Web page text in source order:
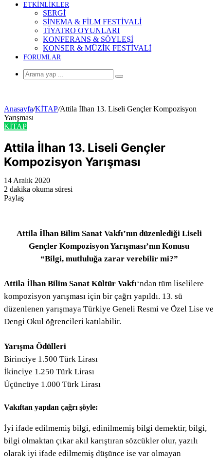
ETKİNLİKLER
SERGİ
SİNEMA & FİLM FESTİVALİ
TİYATRO OYUNLARI
KONFERANS & SÖYLEŞİ
KONSER & MÜZİK FESTİVALİ
FORUMLAR
Arama
Anasayfa/KİTAP/Attila İlhan 13. Liseli Gençler Kompozisyon
Yarışması
KİTAP
Attila İlhan 13. Liseli Gençler
Kompozisyon Yarışması
14 Aralık 2020
2 dakika okuma süresi
Paylaş
paylaşAttila İlhan Bilim Sanat Vakfı’nın düzenlediği Liseli
Gençler Kompozisyon Yarışması’nın Konusu
“Bilgi, mutluluğa zarar verebilir mi?”
Attila İlhan Bilim Sanat Kültür Vakfı‘ndan tüm liselilere
kompozisyon yarışması için bir çağrı yapıldı. 13. sü
düzenlenen yarışmaya Türkiye Geneli Resmi ve Özel Lise ve
Dengi Okul öğrencileri katılabilir.
Yarışma Ödülleri
Birinciye 1.500 Türk Lirası
İkinciye 1.250 Türk Lirası
Üçüncüye 1.000 Türk Lirası
Vakıftan yapılan çağrı şöyle:
İyi ifade edilmemiş bilgi, edinilmemiş bilgi demektir, bilgi,
bilgi olmaktan çıkar akıl karıştıran sözcükler olur, yazılı
olarak iyi ifade edilmemiş düşünce ise var olmayan